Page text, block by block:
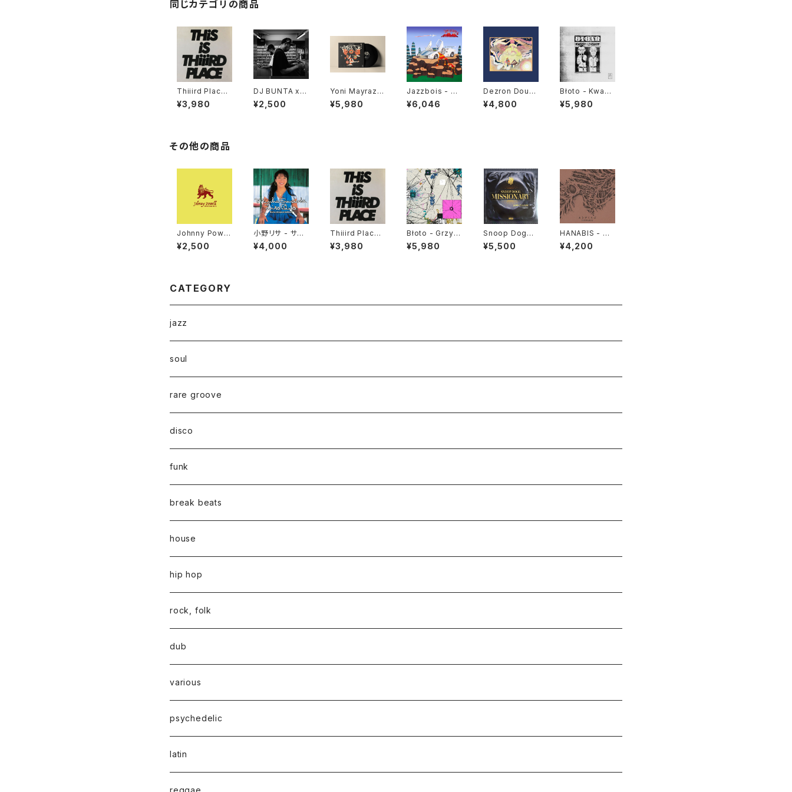
同じカテゴリの商品
Thiiird Place -
This is Thiiird
Place "LP"
¥3,980
DJ BUNTA x D
USTY HUSKY
- 47 CAMPiN
¥2,500
Yoni Mayraz -
Dybbuk Tse!
"LP"
¥5,980
Jazzbois - Sti
ll Blunted "LP"
¥6,046
Dezron Dougl
as & Brandee
Younger - For
¥4,800
Błoto - Kwasy
I Zasady "LP"
¥5,980
その他の商品
Johnny Powel
l – Moving Ou
t / True Love
¥2,500
小野リサ - サウ
ダージ "LP"
¥4,000
Thiiird Place -
This is Thiiird
Place "LP"
¥3,980
Błoto - Grzyb
y "LP"
¥5,980
Snoop Dogg -
Missionary "L
P"
¥5,500
HANABIS - あ
さがくれば LP v
ersion "2LP"
¥4,200
CATEGORY
jazz
soul
rare groove
disco
funk
break beats
house
hip hop
rock, folk
dub
various
psychedelic
latin